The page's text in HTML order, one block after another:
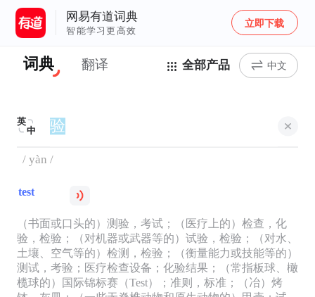
网易有道词典
智能学习更高效
立即下载
词典 翻译 全部产品 中文
英
中
/ yàn /
test
（书面或口头的）测验，考试；（医疗上的）检查，化
验，检验；（对机器或武器等的）试验，检验；（对水、
土壤、空气等的）检测，检验；（衡量能力或技能等的）
测试，考验；医疗检查设备；化验结果；（常指板球、橄
榄球的）国际锦标赛（Test）；准则，标准；（冶）烤